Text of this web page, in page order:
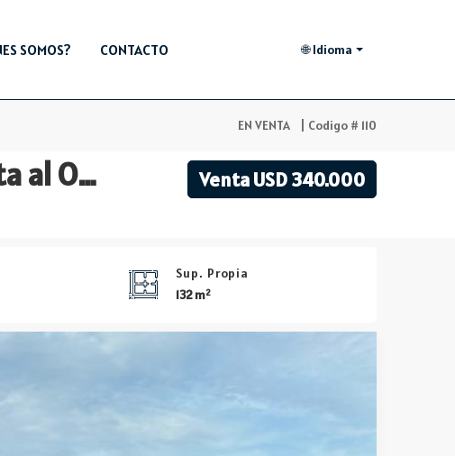
SOMOS? CONTACTO 🌐 Idioma
EN VENTA | Codigo # 110
Península Apartamento 3 Dormitorios Hermosa vista al Océano Venta USD 340.000
Sup. Propia
132 m2